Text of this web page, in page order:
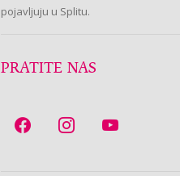
pojavljuju u Splitu.
PRATITE NAS